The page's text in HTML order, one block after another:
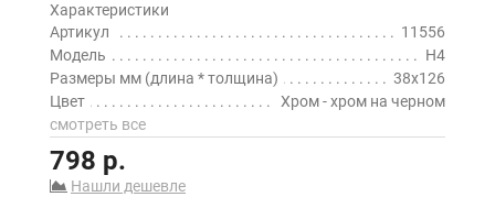
Характеристики
Артикул
11556
Модель
H4
Размеры мм (длина * толщина)
38х126
Цвет
Хром - хром на черном
смотреть все
798 р.
Нашли дешевле